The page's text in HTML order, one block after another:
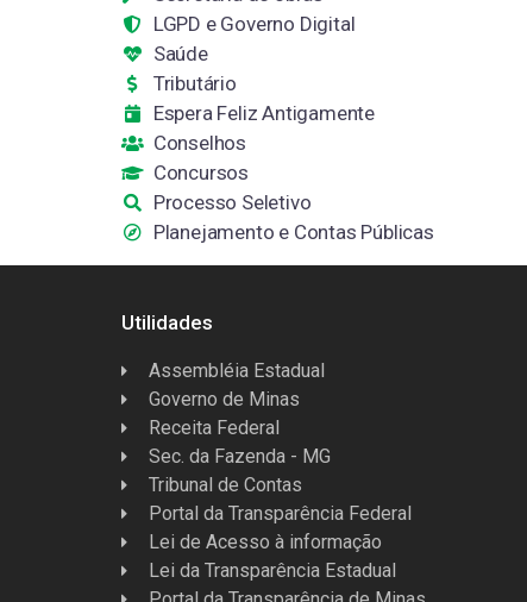
LGPD e Governo Digital
Saúde
Tributário
Espera Feliz Antigamente
Conselhos
Concursos
Processo Seletivo
Planejamento e Contas Públicas
Utilidades
Assembléia Estadual
Governo de Minas
Receita Federal
Sec. da Fazenda - MG
Tribunal de Contas
Portal da Transparência Federal
Lei de Acesso à informação
Lei da Transparência Estadual